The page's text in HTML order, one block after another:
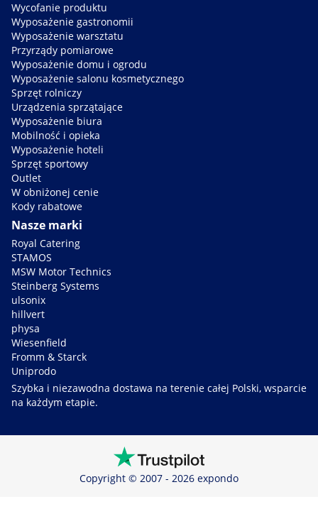
Wycofanie produktu
Wyposażenie gastronomii
Wyposażenie warsztatu
Przyrządy pomiarowe
Wyposażenie domu i ogrodu
Wyposażenie salonu kosmetycznego
Sprzęt rolniczy
Urządzenia sprzątające
Wyposażenie biura
Mobilność i opieka
Wyposażenie hoteli
Sprzęt sportowy
Outlet
W obniżonej cenie
Kody rabatowe
Nasze marki
Royal Catering
STAMOS
MSW Motor Technics
Steinberg Systems
ulsonix
hillvert
physa
Wiesenfield
Fromm & Starck
Uniprodo
Szybka i niezawodna dostawa na terenie całej Polski, wsparcie
na każdym etapie.
Copyright © 2007 - 2026 expondo